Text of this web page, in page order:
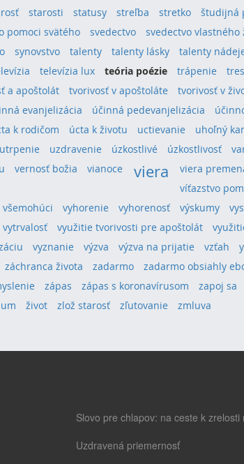
starosti statusy streľba stretko študijná
pomoci svätého svedectvo svedectvo vlastného
synovstvo talenty talenty lásky talenty
televízia lux teória poézie trápenie
a apoštolát tvorivosť v apoštoláte
tvorivosť v
evanjelizácia účinná pedevanjelizácia
k rodičom úcta k životu uctievanie uhoľný
utrpenie uzdravenie úzkostlivé úzkostlivosť
vernosť božia vianoce viera viera
víťazstvo
všemohúci vyhorenie vyhorenosť výskumy
vytrvalosť
využitie tvorivosti pre apoštolát
vyznanie výzva výzva na prijatie vzťah
záchranca života zadarmo zadarmo obsiahly
zápas zápas s koronavírusom zapoj sa
život zlož starosť zľutovanie zmluva
Slovo pre chlapov: na ceste k zrelosti
Uzdravená priemernosť